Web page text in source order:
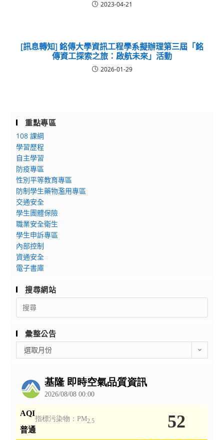
2023-04-21
[訊息轉知] 銘傳大學資訊工程學系擬辦理第三屆「銘
傳資工探索之旅：啟航未來」活動
2026-01-29
重點專區
108 課綱
學習歷程
自主學習
防疫專區
性別平等教育專區
防制學生藥物濫用專區
交通安全
學生團體保險
職業安全衛生
學生申訴專區
內部控制
資通安全
電子書庫
搜尋網站
Search
for:
彙整公告
整
選取月份